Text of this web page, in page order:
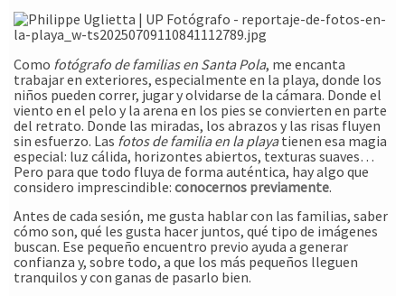
Como fotógrafo de familias en Santa Pola, me encanta
trabajar en exteriores, especialmente en la playa, donde los
niños pueden correr, jugar y olvidarse de la cámara. Donde el
viento en el pelo y la arena en los pies se convierten en parte
del retrato. Donde las miradas, los abrazos y las risas fluyen
sin esfuerzo. Las fotos de familia en la playatienen esa magia
especial: luz cálida, horizontes abiertos, texturas suaves…
Pero para que todo fluya de forma auténtica, hay algo que
considero imprescindible: conocernos previamente.
Antes de cada sesión, me gusta hablar con las familias, saber
cómo son, qué les gusta hacer juntos, qué tipo de imágenes
buscan. Ese pequeño encuentro previo ayuda a generar
confianza y, sobre todo, a que los más pequeños lleguen
tranquilos y con ganas de pasarlo bien.